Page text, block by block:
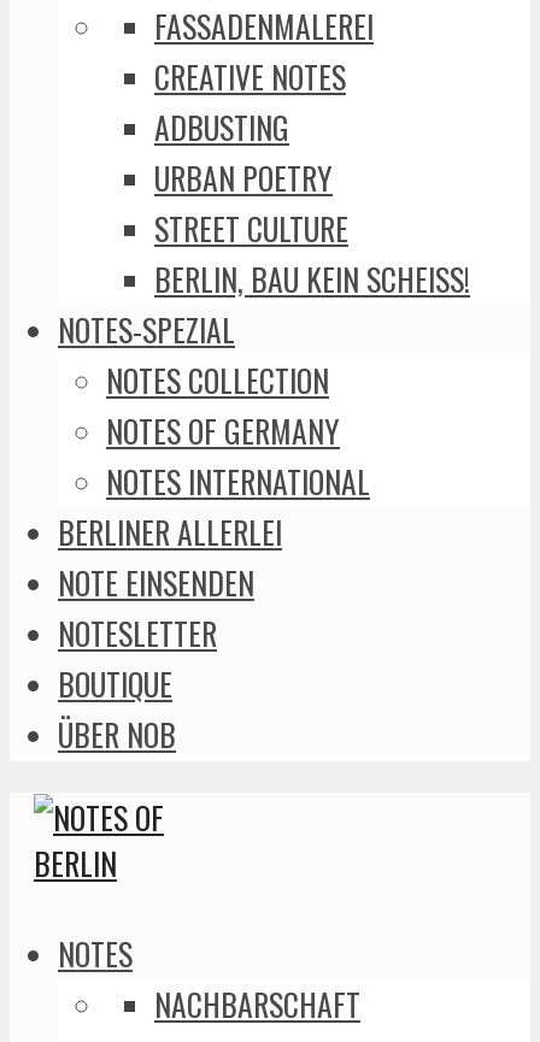
FASSADENMALEREI
CREATIVE NOTES
ADBUSTING
URBAN POETRY
STREET CULTURE
BERLIN, BAU KEIN SCHEISS!
NOTES-SPEZIAL
NOTES COLLECTION
NOTES OF GERMANY
NOTES INTERNATIONAL
BERLINER ALLERLEI
NOTE EINSENDEN
NOTESLETTER
BOUTIQUE
ÜBER NOB
NOTES
NACHBARSCHAFT